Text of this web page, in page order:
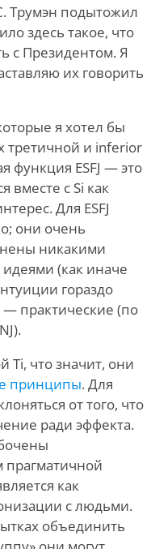
Трумэн подытожил
здесь такое, что
с Президентом. Я
их говорить
я хотел бы
третичной и inferior
функция ESFJ — это
вместе с Si как
Для ESFJ
они очень
никакими
(как иначе
гораздо
практические (по
Ti, что значит, они
принципы. Для
от того, что
ради эффекта.
прагматичной
как
с людьми.
объединить